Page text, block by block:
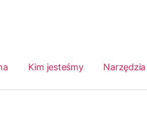
Kim jesteśmy Narzędzia